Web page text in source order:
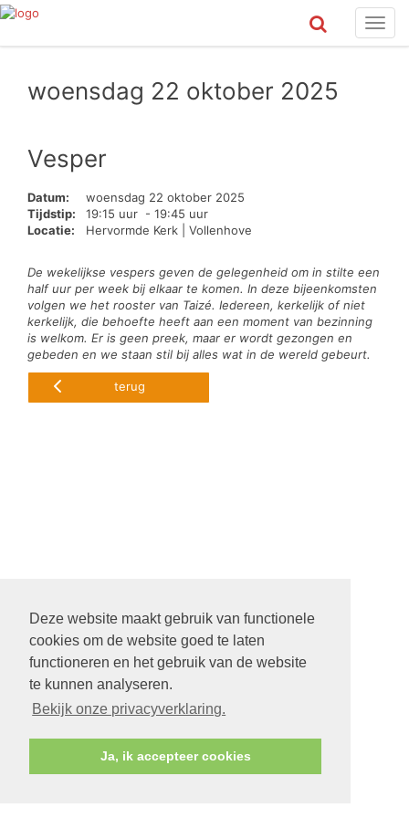
Deze website maakt gebruik van functionele
cookies om de website goed te laten
functioneren en het gebruik van de website
te kunnen analyseren.
Bekijk onze privacyverklaring.
Ja, ik accepteer cookies
woensdag 22 oktober 2025
Vesper
Datum:
woensdag 22 oktober 2025
Tijdstip:
19:15 uur - 19:45 uur
Locatie:
Hervormde Kerk | Vollenhove
De wekelijkse vespers geven de gelegenheid om in stilte een
half uur per week bij elkaar te komen. In deze bijeenkomsten
volgen we het rooster van Taizé. Iedereen, kerkelijk of niet
kerkelijk, die behoefte heeft aan een moment van bezinning
is welkom. Er is geen preek, maar er wordt gezongen en
gebeden en we staan stil bij alles wat in de wereld gebeurt.
terug